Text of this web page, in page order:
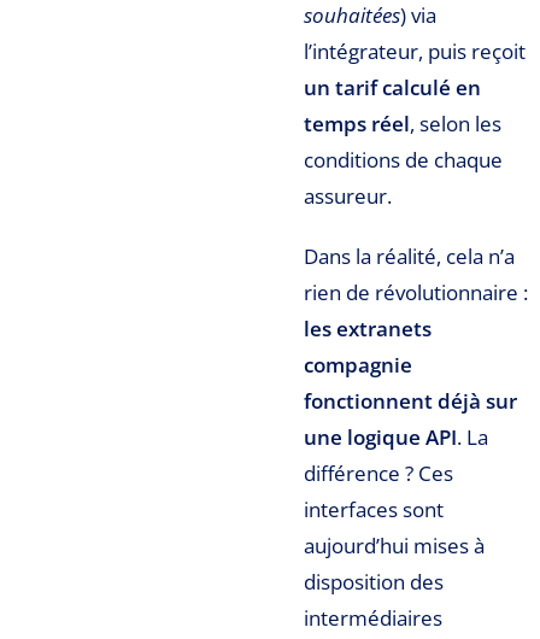
souhaitées) via
l’intégrateur, puis reçoit
un tarif calculé en
temps réel, selon les
conditions de chaque
assureur.
Dans la réalité, cela n’a
rien de révolutionnaire :
les extranets
compagnie
fonctionnent déjà sur
une logique API. La
différence ? Ces
interfaces sont
aujourd’hui mises à
disposition des
intermédiaires